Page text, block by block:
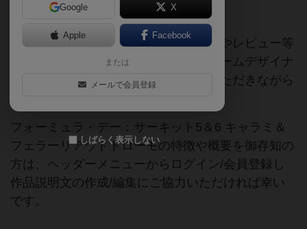
ご協力ください
当サイトに掲載されている作品説明文やレビュー等
の情報は、ボドゲーマ運営事務局・ゲームデザイナ
ーご本人様・有志の皆様にご協力をいただきながら
フォーミュラ・デー：サーキット5＆6 キャラミ＆
フェラーリアウトドローモの特徴や概要を御存知の
方は、ヘッダーメニューからログイン/会員登録し
作品説明文の作成/編集にご協力いただければ幸い
です。
Google X
Apple Facebook
または
メールで会員登録
しばらく表示しない